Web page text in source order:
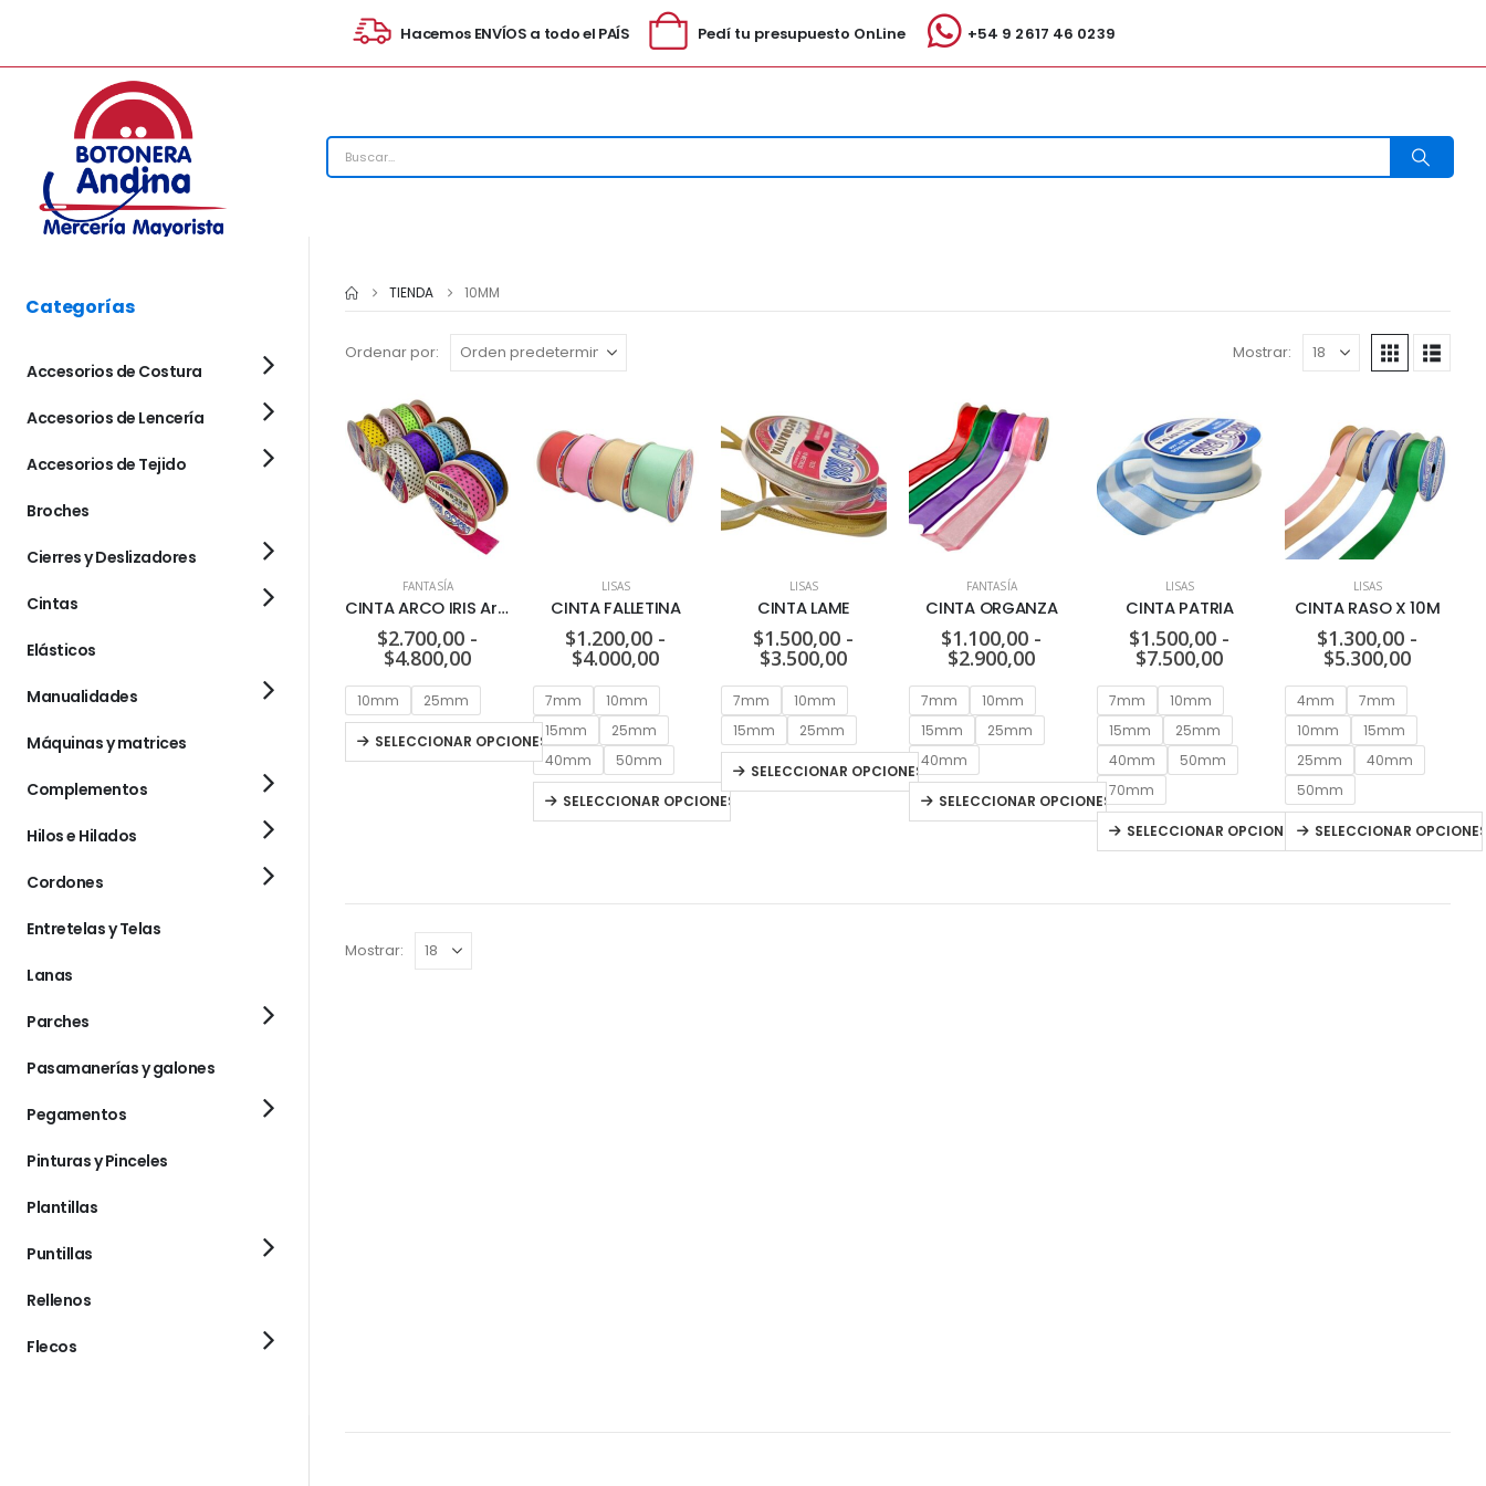
Hacemos ENVÍOS a todo el PAÍS Pedí tu presupuesto OnLine +54 9 2617 46 0239
TIENDA 10MM
Ordenar por: Mostrar:
FANTASÍA
CINTA ARCO IRIS Art. 7037
$2.700,00 -
$4.800,00
10mm 25mm
SELECCIONAR OPCIONES
LISAS
CINTA FALLETINA
$1.200,00 -
$4.000,00
7mm
10mm
15mm
25mm
40mm
50mm
SELECCIONAR OPCIONES
LISAS
CINTA LAME
$1.500,00 -
$3.500,00
7mm
10mm
15mm
25mm
SELECCIONAR OPCIONES
FANTASÍA
CINTA ORGANZA
$1.100,00 -
$2.900,00
7mm
10mm
15mm
25mm
40mm
SELECCIONAR OPCIONES
LISAS
CINTA PATRIA
$1.500,00 -
$7.500,00
7mm
10mm
15mm
25mm
40mm
50mm
70mm
SELECCIONAR OPCIONES
LISAS
CINTA RASO X 10M
$1.300,00 -
$5.300,00
4mm
7mm
10mm
15mm
25mm
40mm
50mm
SELECCIONAR
Mostrar:
Categorías
Accesorios de Costura
Accesorios de Lencería
Accesorios de Tejido
Broches
Cierres y Deslizadores
Cintas
Elásticos
Manualidades
Máquinas y matrices
Complementos
Hilos e Hilados
Cordones
Entretelas y Telas
Lanas
Parches
Pasamanerías y galones
Pegamentos
Pinturas y Pinceles
Plantillas
Puntillas
Rellenos
Flecos